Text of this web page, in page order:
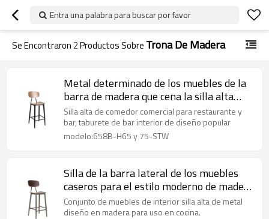
Entra una palabra para buscar por favor
Se Encontraron 2Productos Sobre Trona De Madera
Metal determinado de los muebles de la
barra de madera que cena la silla alta
para la cafetería y los bistros interiores
Silla alta de comedor comercial para restaurante y
bar, taburete de bar interior de diseño popular
modelo:658B-H65 y 75-STW
Silla de la barra lateral de los muebles
caseros para el estilo moderno de madera
de la silla alta de la cocina del comedor
Conjunto de muebles de interior silla alta de metal
diseño en madera para uso en cocina.